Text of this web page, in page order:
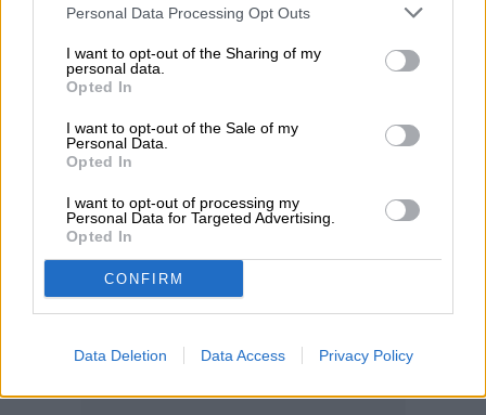
Personal Data Processing Opt Outs
I want to opt-out of the Sharing of my
personal data.
Opted In
I want to opt-out of the Sale of my
Personal Data.
Opted In
I want to opt-out of processing my
Personal Data for Targeted Advertising.
Opted In
CONFIRM
Data Deletion Data Access Privacy Policy